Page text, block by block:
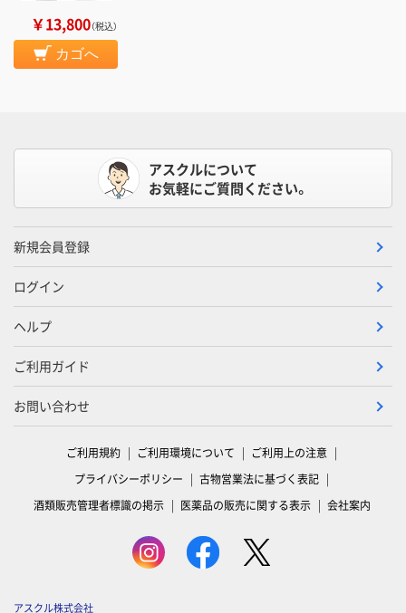
￥13,800（税込）
カゴへ
アスクルについて
お気軽にご質問ください。
新規会員登録
ログイン
ヘルプ
ご利用ガイド
お問い合わせ
ご利用規約 ご利用環境について
ご利用上の注意
プライバシーポリシー
古物営業法に基づく表記
酒類販売管理者標識の掲示
医薬品の販売に関する表示 会社案内
アスクル株式会社